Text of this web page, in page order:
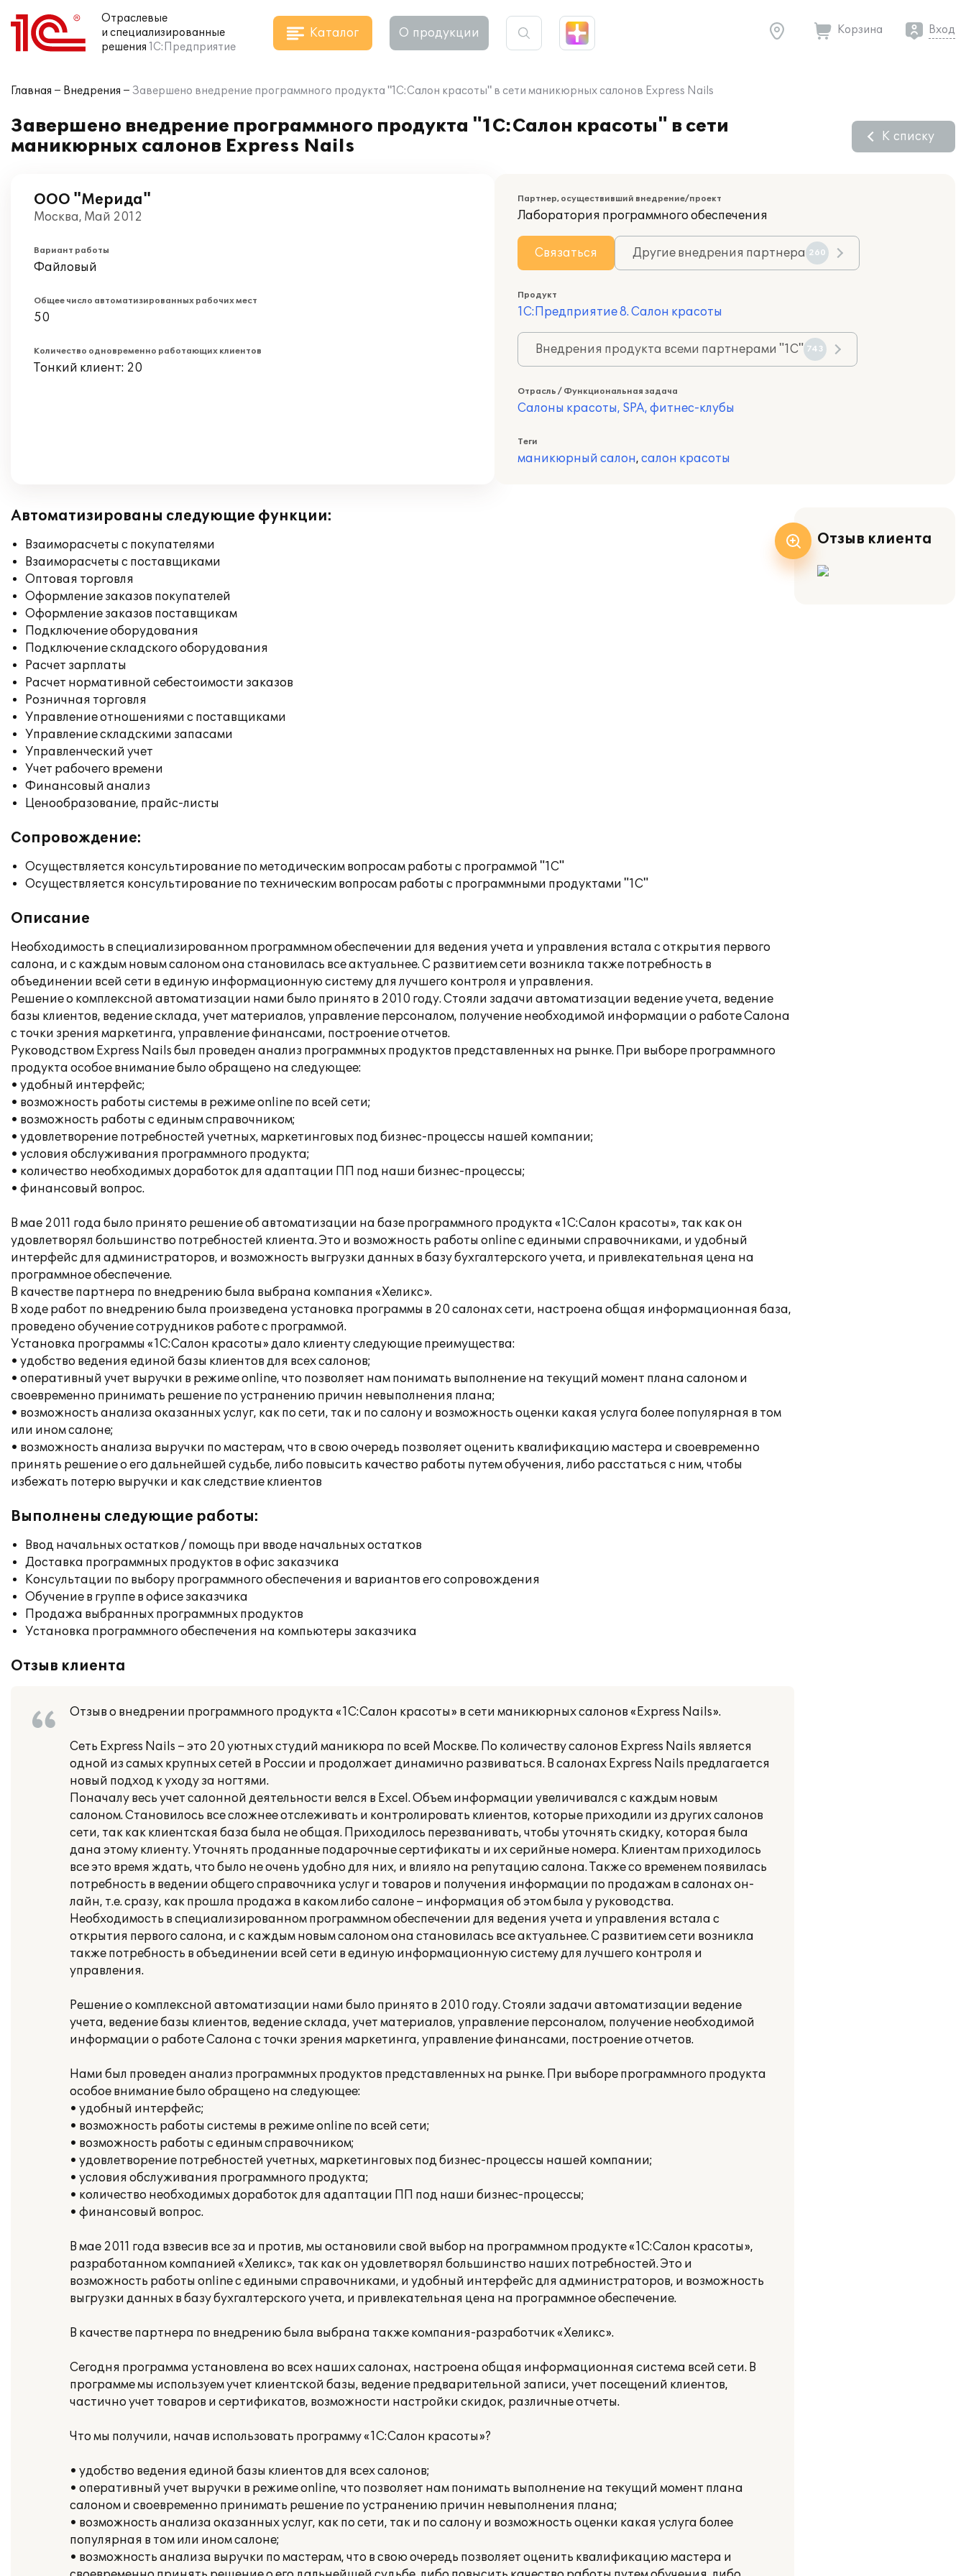
Отраслевые
и специализированные
решения 1С:Предприятие
Каталог О продукции Корзина Вход
Главная Внедрения Завершено внедрение программного продукта "1С:Салон красоты" в сети маникюрных салонов Express Nails
Завершено внедрение программного продукта "1С:Салон красоты" в сети
маникюрных салонов Express Nails
К списку
ООО "Мерида"
Москва, Май 2012
Вариант работы
Файловый
Общее число автоматизированных рабочих мест
50
Количество одновременно работающих клиентов
Тонкий клиент: 20
Партнер, осуществивший внедрение/проект
Лаборатория программного обеспечения
Связаться Другие внедрения партнера 260
Продукт
1С:Предприятие 8. Салон красоты
Внедрения продукта всеми партнерами "1С" 743
Отрасль / Функциональная задача
Салоны красоты, SPA, фитнес-клубы
Теги
маникюрный салон, салон красоты
Автоматизированы следующие функции:
Взаиморасчеты с покупателями
Взаиморасчеты с поставщиками
Оптовая торговля
Оформление заказов покупателей
Оформление заказов поставщикам
Подключение оборудования
Подключение складского оборудования
Расчет зарплаты
Расчет нормативной себестоимости заказов
Розничная торговля
Управление отношениями с поставщиками
Управление складскими запасами
Управленческий учет
Учет рабочего времени
Финансовый анализ
Ценообразование, прайс-листы
Сопровождение:
Осуществляется консультирование по методическим вопросам работы с программой "1С"
Осуществляется консультирование по техническим вопросам работы с программными продуктами "1С"
Описание
Необходимость в специализированном программном обеспечении для ведения учета и управления встала с открытия первого
салона, и с каждым новым салоном она становилась все актуальнее. С развитием сети возникла также потребность в
объединении всей сети в единую информационную систему для лучшего контроля и управления.
Решение о комплексной автоматизации нами было принято в 2010 году. Стояли задачи автоматизации ведение учета, ведение
базы клиентов, ведение склада, учет материалов, управление персоналом, получение необходимой информации о работе Салона
с точки зрения маркетинга, управление финансами, построение отчетов.
Руководством Express Nails был проведен анализ программных продуктов представленных на рынке. При выборе программного
продукта особое внимание было обращено на следующее:
• удобный интерфейс;
• возможность работы системы в режиме online по всей сети;
• возможность работы с единым справочником;
• удовлетворение потребностей учетных, маркетинговых под бизнес-процессы нашей компании;
• условия обслуживания программного продукта;
• количество необходимых доработок для адаптации ПП под наши бизнес-процессы;
• финансовый вопрос.
В мае 2011 года было принято решение об автоматизации на базе программного продукта «1С:Салон красоты», так как он
удовлетворял большинство потребностей клиента. Это и возможность работы online с едиными справочниками, и удобный
интерфейс для администраторов, и возможность выгрузки данных в базу бухгалтерского учета, и привлекательная цена на
программное обеспечение.
В качестве партнера по внедрению была выбрана компания «Хеликс».
В ходе работ по внедрению была произведена установка программы в 20 салонах сети, настроена общая информационная база,
проведено обучение сотрудников работе с программой.
Установка программы «1С:Салон красоты» дало клиенту следующие преимущества:
• удобство ведения единой базы клиентов для всех салонов;
• оперативный учет выручки в режиме online, что позволяет нам понимать выполнение на текущий момент плана салоном и
своевременно принимать решение по устранению причин невыполнения плана;
• возможность анализа оказанных услуг, как по сети, так и по салону и возможность оценки какая услуга более популярная в том
или ином салоне;
• возможность анализа выручки по мастерам, что в свою очередь позволяет оценить квалификацию мастера и своевременно
принять решение о его дальнейшей судьбе, либо повысить качество работы путем обучения, либо расстаться с ним, чтобы
избежать потерю выручки и как следствие клиентов
Выполнены следующие работы:
Ввод начальных остатков / помощь при вводе начальных остатков
Доставка программных продуктов в офис заказчика
Консультации по выбору программного обеспечения и вариантов его сопровождения
Обучение в группе в офисе заказчика
Продажа выбранных программных продуктов
Установка программного обеспечения на компьютеры заказчика
Отзыв клиента
Отзыв о внедрении программного продукта «1C:Салон красоты» в сети маникюрных салонов «Express Nails».
Сеть Ехpress Nails – это 20 уютных студий маникюра по всей Москве. По количеству салонов Ехpress Nails является
одной из самых крупных сетей в России и продолжает динамично развиваться. В салонах Ехpress Nails предлагается
новый подход к уходу за ногтями.
Поначалу весь учет салонной деятельности велся в Excel. Объем информации увеличивался с каждым новым
салоном. Становилось все сложнее отслеживать и контролировать клиентов, которые приходили из других салонов
сети, так как клиентская база была не общая. Приходилось перезванивать, чтобы уточнять скидку, которая была
дана этому клиенту. Уточнять проданные подарочные сертификаты и их серийные номера. Клиентам приходилось
все это время ждать, что было не очень удобно для них, и влияло на репутацию салона. Также со временем появилась
потребность в ведении общего справочника услуг и товаров и получения информации по продажам в салонах он-
лайн, т.е. сразу, как прошла продажа в каком либо салоне – информация об этом была у руководства.
Необходимость в специализированном программном обеспечении для ведения учета и управления встала с
открытия первого салона, и с каждым новым салоном она становилась все актуальнее. С развитием сети возникла
также потребность в объединении всей сети в единую информационную систему для лучшего контроля и
управления.
Решение о комплексной автоматизации нами было принято в 2010 году. Стояли задачи автоматизации ведение
учета, ведение базы клиентов, ведение склада, учет материалов, управление персоналом, получение необходимой
информации о работе Салона с точки зрения маркетинга, управление финансами, построение отчетов.
Нами был проведен анализ программных продуктов представленных на рынке. При выборе программного продукта
особое внимание было обращено на следующее:
• удобный интерфейс;
• возможность работы системы в режиме online по всей сети;
• возможность работы с единым справочником;
• удовлетворение потребностей учетных, маркетинговых под бизнес-процессы нашей компании;
• условия обслуживания программного продукта;
• количество необходимых доработок для адаптации ПП под наши бизнес-процессы;
• финансовый вопрос.
В мае 2011 года взвесив все за и против, мы остановили свой выбор на программном продукте «1С:Салон красоты»,
разработанном компанией «Хеликс», так как он удовлетворял большинство наших потребностей. Это и
возможность работы online с едиными справочниками, и удобный интерфейс для администраторов, и возможность
выгрузки данных в базу бухгалтерского учета, и привлекательная цена на программное обеспечение.
В качестве партнера по внедрению была выбрана также компания-разработчик «Хеликс».
Сегодня программа установлена во всех наших салонах, настроена общая информационная система всей сети. В
программе мы используем учет клиентской базы, ведение предварительной записи, учет посещений клиентов,
частично учет товаров и сертификатов, возможности настройки скидок, различные отчеты.
Что мы получили, начав использовать программу «1С:Салон красоты»?
• удобство ведения единой базы клиентов для всех салонов;
• оперативный учет выручки в режиме online, что позволяет нам понимать выполнение на текущий момент плана
салоном и своевременно принимать решение по устранению причин невыполнения плана;
• возможность анализа оказанных услуг, как по сети, так и по салону и возможность оценки какая услуга более
популярная в том или ином салоне;
• возможность анализа выручки по мастерам, что в свою очередь позволяет оценить квалификацию мастера и
Отзыв клиента